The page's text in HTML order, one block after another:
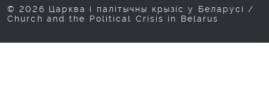
© 2026 Царква і палітычны крызіс у Беларусі /
Church and the Political Crisis in Belarus